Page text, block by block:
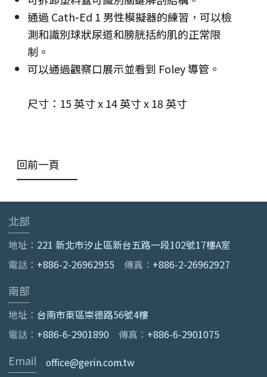
通過 Cath-Ed 1 男性模擬器的練習，可以檢
測和識別球狀尿道和膀胱括約肌的正常限
制。
可以通過觀察口展示並看到 Foley 導管。
尺寸：15 英寸 x 14 英寸 x 18 英寸
回前一頁
北部
地址： 221 新北市汐止區新台五路一段102號17樓A室
電話： +886-2-26962955 傳真： +886-2-26962927
南部
地址： 台南市東區崇德路56號4樓
電話： +886-6-2901890 傳真： +886-6-2901075
Email office@gerin.com.tw